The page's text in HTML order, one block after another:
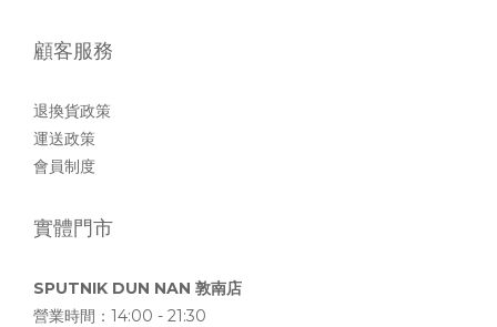
顧客服務
退換貨政策
運送政策
會員制度
實體門市
SPUTNIK DUN NAN 敦南店
營業時間：14:00 - 21:30